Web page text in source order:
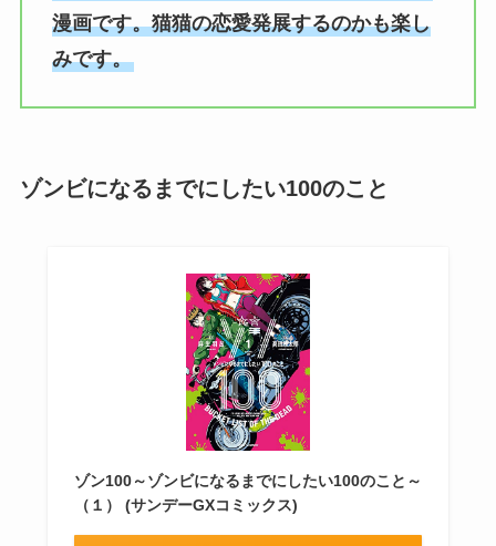
漫画です。猫猫の恋愛発展するのかも楽し
みです。
ゾンビになるまでにしたい100のこと
ゾン100～ゾンビになるまでにしたい100のこと～
（１） (サンデーGXコミックス)